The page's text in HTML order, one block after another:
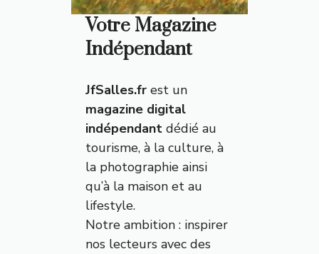
Votre Magazine
Indépendant
JfSalles.frest un
magazine digital
indépendantdédié au
tourisme, à la culture, à
la photographie ainsi
qu’à la maison et au
lifestyle.
Notre ambition : inspirer
nos lecteurs avec des